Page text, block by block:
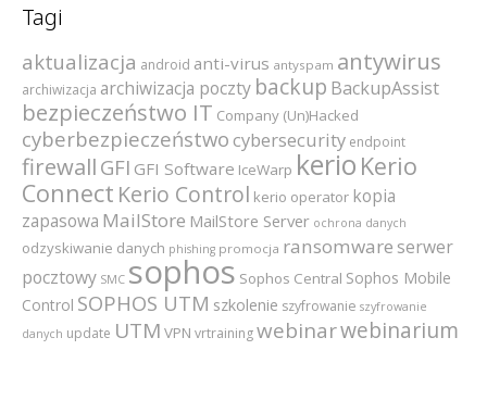
Tagi
aktualizacja android anti-virus antyspam antywirus
archiwizacja archiwizacja poczty backup BackupAssist
bezpieczeństwo IT Company (Un)Hacked
cyberbezpieczeństwocybersecurity endpoint
firewall GFI GFI Software IceWarp kerio Kerio
Connect Kerio Control kerio operator kopia
zapasowa MailStore MailStore Server ochrona danych
odzyskiwanie danych phishing promocja ransomware serwer
pocztowy SMC sophos Sophos Central Sophos Mobile
Control SOPHOS UTM szkolenie szyfrowanie szyfrowanie
danych update UTM VPN vrtrainingwebinarwebinarium